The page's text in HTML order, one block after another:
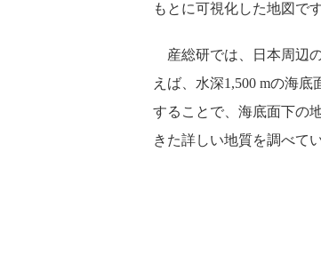
もとに可視化した地図です
産総研では、日本周辺
えば、水深1,500 mの海
することで、海底面下の
きた詳しい地質を調べて